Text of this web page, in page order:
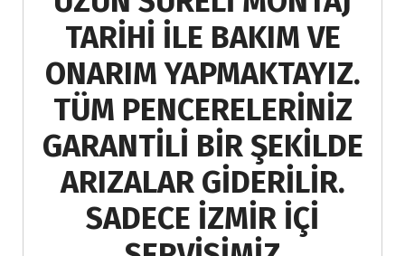
TARİHİ İLE BAKIM VE
ONARIM YAPMAKTAYIZ.
TÜM PENCERELERİNİZ
GARANTİLİ BİR ŞEKİLDE
ARIZALAR GİDERİLİR.
SADECE İZMİR İÇİ